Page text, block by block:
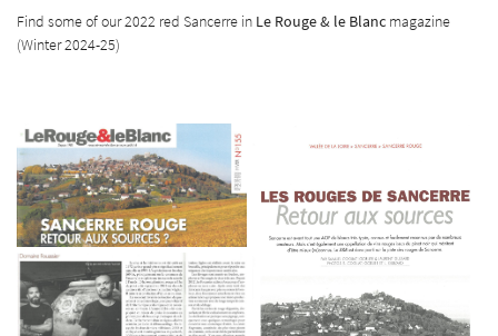
 Adresse email de réception
INSCRIPTION
Find some of our 2022 red Sancerre in Le Rouge & le Blanc magazine
(Winter 2024-25)